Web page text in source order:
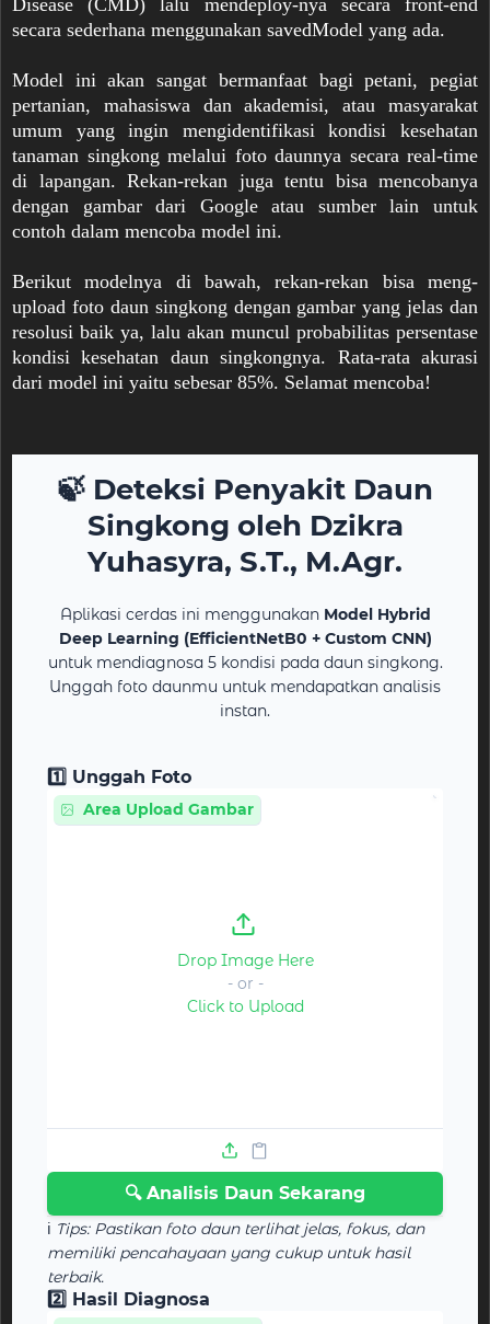
secara sederhana menggunakan savedModel yang ada.
Model ini akan sangat bermanfaat bagi petani, pegiat
pertanian, mahasiswa dan akademisi, atau masyarakat
umum yang ingin mengidentifikasi kondisi kesehatan
tanaman singkong melalui foto daunnya secara real-time
di lapangan. Rekan-rekan juga tentu bisa mencobanya
dengan gambar dari Google atau sumber lain untuk
contoh dalam mencoba model ini.
Berikut modelnya di bawah, rekan-rekan bisa meng-
upload foto daun singkong dengan gambar yang jelas dan
resolusi baik ya, lalu akan muncul probabilitas persentase
kondisi kesehatan daun singkongnya. Rata-rata akurasi
dari model ini yaitu sebesar 85%. Selamat mencoba!